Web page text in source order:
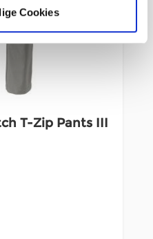
Cookies
T-Zip Pants III